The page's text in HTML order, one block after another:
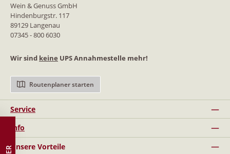
Service
Info
Unsere Vorteile
Wein & Genuss GmbH
Hindenburgstr. 117
89129 Langenau
07345 - 800 6030
Wir sind keine UPS Annahmestelle mehr!
Routenplaner starten